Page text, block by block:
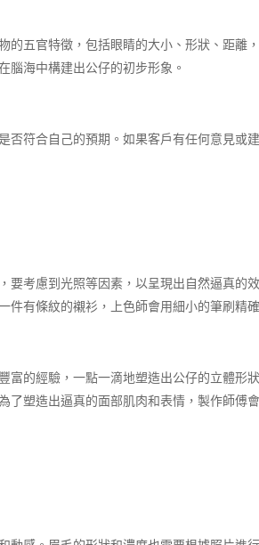
五官特徵，包括眼睛的大小、形狀、距離
腦海中構建出公仔的初步形象。​
符合自己的預期。如果客戶有任何意見或
考慮到光照等因素，以呈現出自然逼真的
有條紋的襯衫，上色師會用細小的筆刷精
的經驗，一點一滴地塑造出公仔的立體形
塑造出逼真的面部肌肉和表情，製作師傅